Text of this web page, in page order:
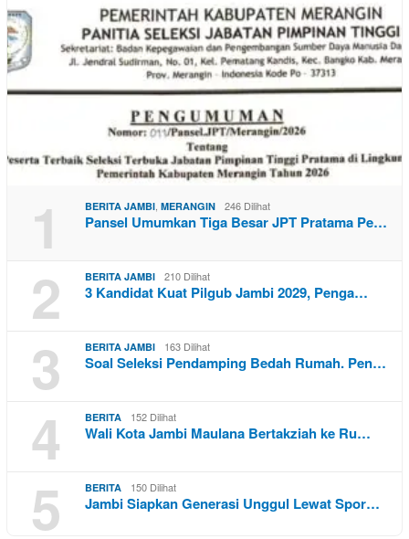
1 BERITA JAMBI, MERANGIN 246 Dilihat
Pansel Umumkan Tiga Besar JPT Pratama Pe…
2 BERITA JAMBI 210 Dilihat
3 Kandidat Kuat Pilgub Jambi 2029, Penga…
3 BERITA JAMBI 163 Dilihat
Soal Seleksi Pendamping Bedah Rumah. Pen…
4 BERITA 152 Dilihat
Wali Kota Jambi Maulana Bertakziah ke Ru…
5 BERITA 150 Dilihat
Jambi Siapkan Generasi Unggul Lewat Spor…